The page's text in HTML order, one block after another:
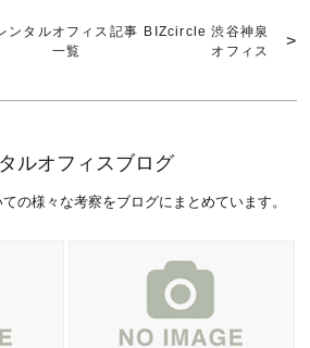
ンタルオフィス記事
一覧
BIZcircle 渋谷神泉
オフィス
ルオフィスブログ
の様々な考察をブログにまとめています。